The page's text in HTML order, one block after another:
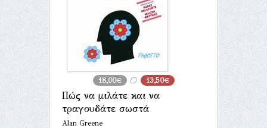
18,00€ 13,50€
Πώς να μιλάτε και να
τραγουδάτε σωστά
Alan Greene